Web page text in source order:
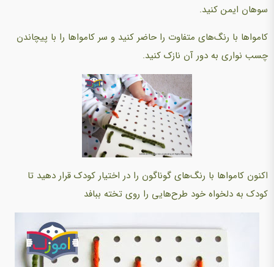
سوهان ایمن کنید.
کامواها با رنگ‌های متفاوت را حاضر کنید و سر کامواها را با پیچاندن
چسب نواری به دور آن نازک کنید.
اکنون کامواها با رنگ‌های گوناگون را در اختیار کودک قرار دهید تا
کودک به دلخواه خود طرح‌هایی را روی تخته ببافد